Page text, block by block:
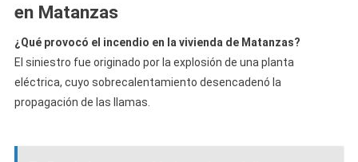
en Matanzas
¿Qué provocó el incendio en la vivienda de Matanzas?
El siniestro fue originado por la explosión de una planta
eléctrica, cuyo sobrecalentamiento desencadenó la
propagación de las llamas.